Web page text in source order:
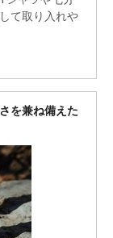
して取り入れ
を兼ね備えた